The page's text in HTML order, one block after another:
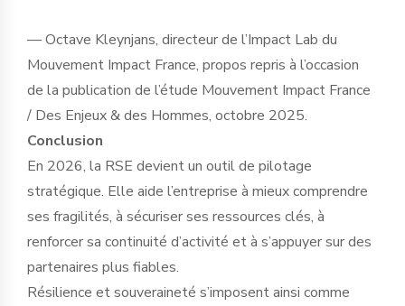
— Octave Kleynjans, directeur de l’Impact Lab du
Mouvement Impact France, propos repris à l’occasion
de la publication de l’étude Mouvement Impact France
/ Des Enjeux & des Hommes, octobre 2025.
Conclusion
En 2026, la RSE devient un outil de pilotage
stratégique. Elle aide l’entreprise à mieux comprendre
ses fragilités, à sécuriser ses ressources clés, à
renforcer sa continuité d’activité et à s’appuyer sur des
partenaires plus fiables.
Résilience et souveraineté s’imposent ainsi comme